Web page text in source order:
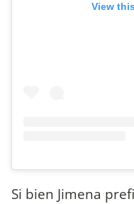
View
Si bien Jimena